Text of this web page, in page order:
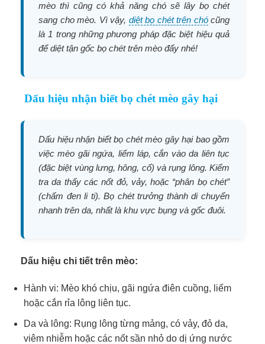
mèo thì cũng có khả năng chó sẽ lây bọ chét
sang cho mèo. Vì vậy, diệt bọ chét trên chócũng
là 1 trong những phương pháp đặc biệt hiệu quả
để diệt tận gốc bọ chét trên mèo đấy nhé!
Dấu hiệu nhận biết bọ chét mèo gây hại
Dấu hiệu nhận biết bọ chét mèo gây hại bao gồm
việc mèo gãi ngứa, liếm láp, cắn vào da liên tục
(đặc biệt vùng lưng, hông, cổ) và rụng lông. Kiểm
tra da thấy các nốt đỏ, vảy, hoặc “phân bọ chét”
(chấm đen li ti). Bọ chét trưởng thành di chuyển
nhanh trên da, nhất là khu vực bụng và gốc đuôi.
Dấu hiệu chi tiết trên mèo:
Hành vi: Mèo khó chịu, gãi ngứa điên cuồng, liếm
hoặc cắn rỉa lông liên tục.
Da và lông: Rụng lông từng mảng, có vảy, đỏ da,
viêm nhiễm hoặc các nốt sần nhỏ do dị ứng nước